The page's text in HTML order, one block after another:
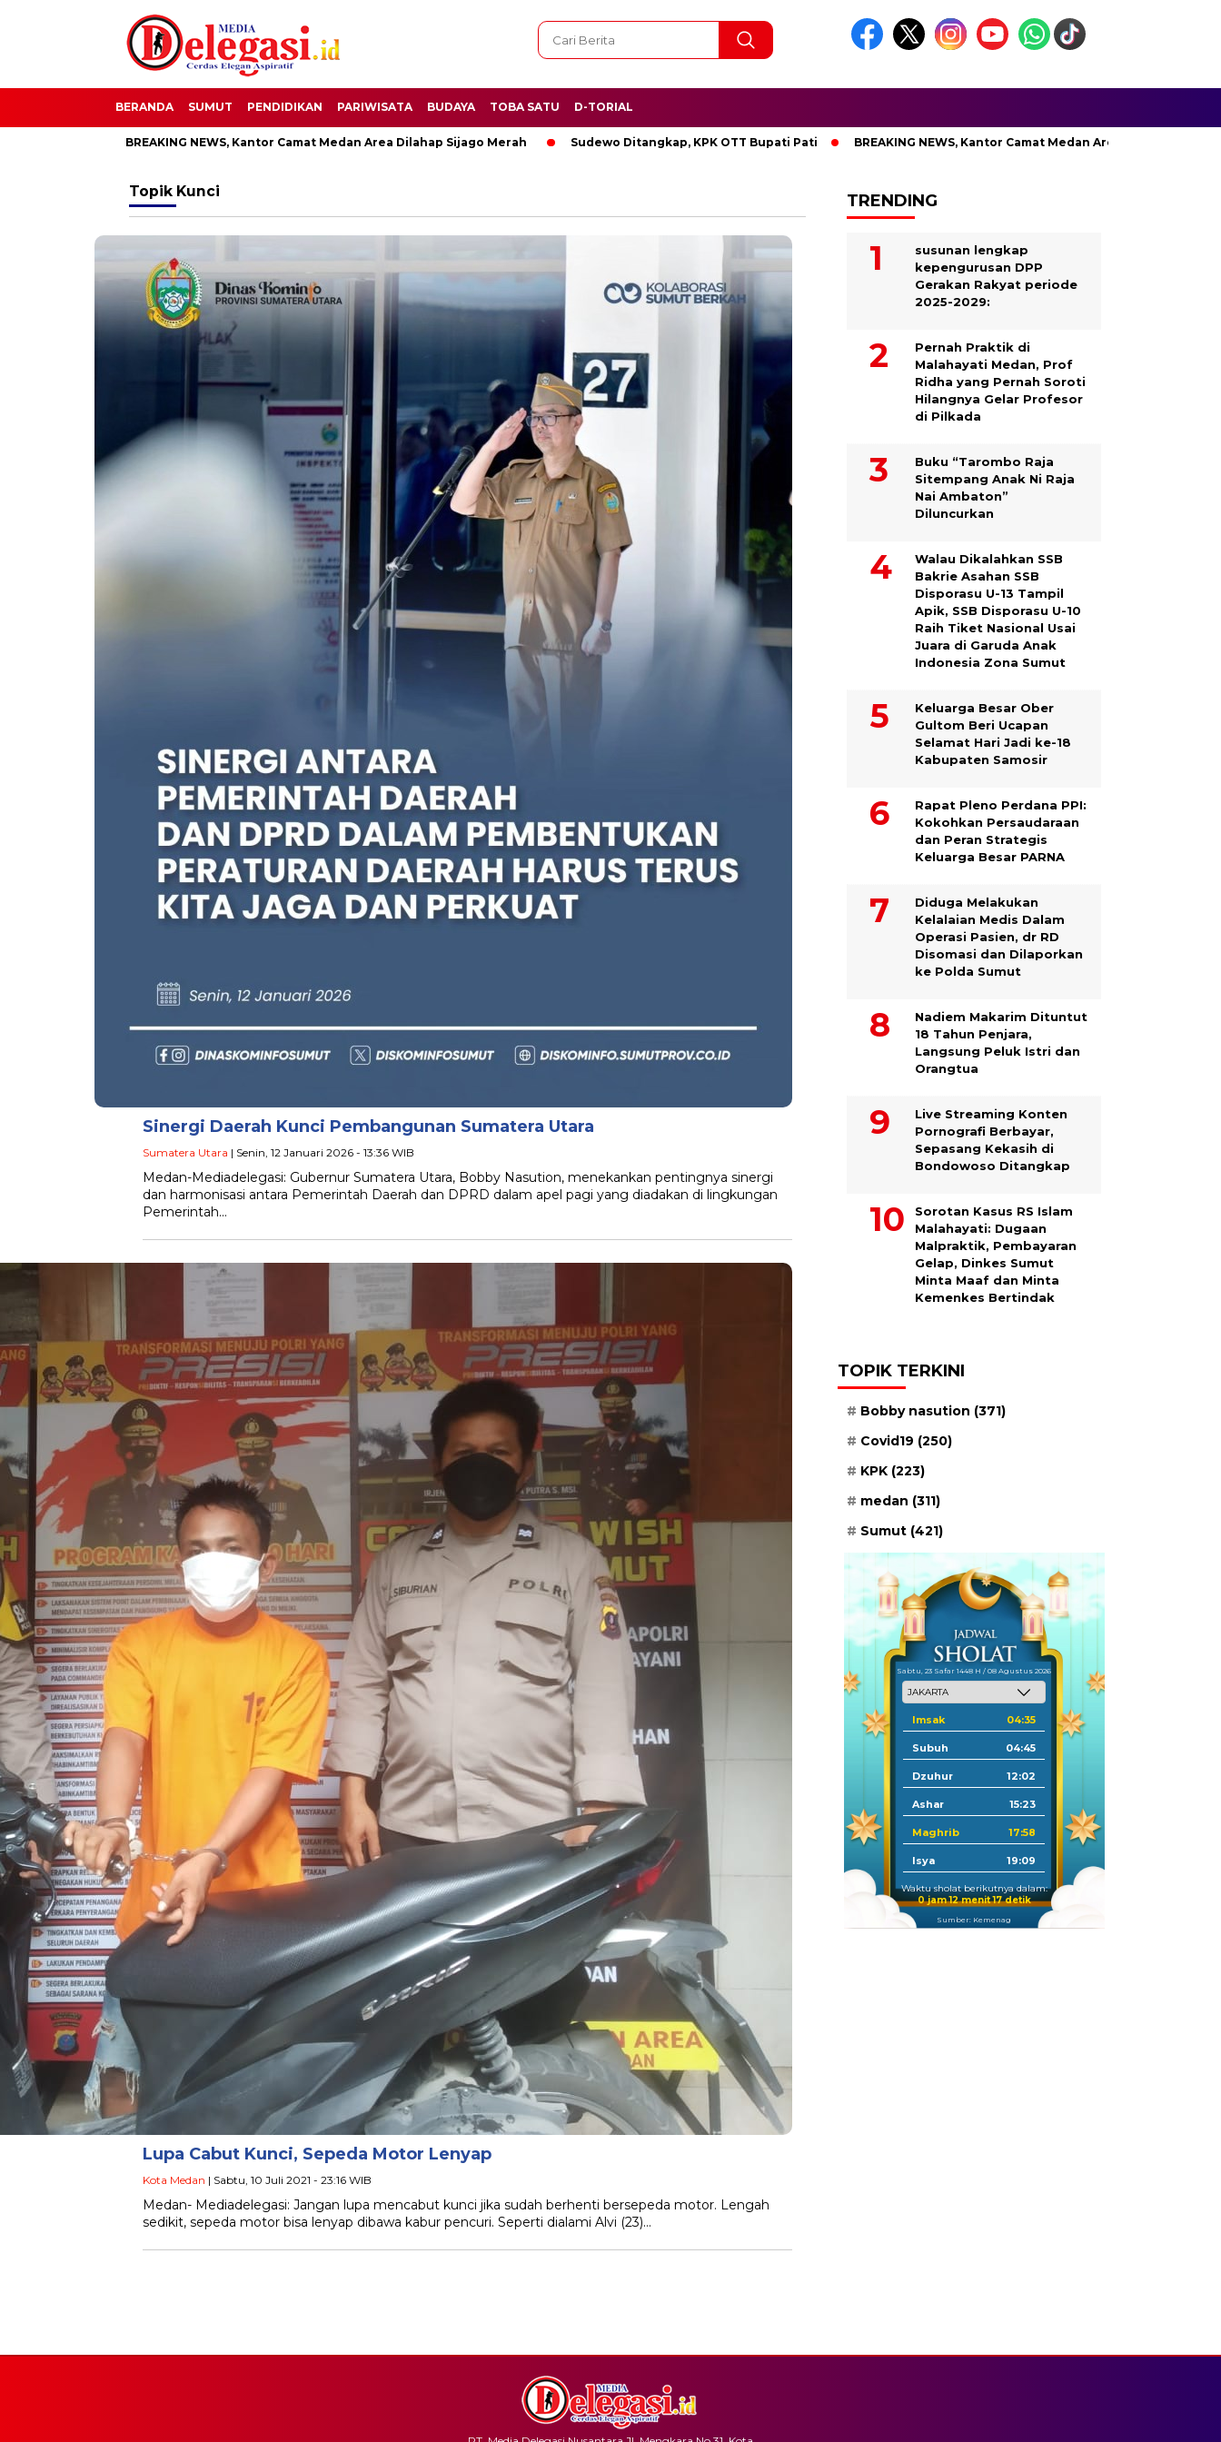
BERANDA SUMUT PENDIDIKAN PARIWISATA BUDAYA TOBA SATU D-TORIAL
BREAKING NEWS, Kantor Camat Medan Area Dilahap Sijago Merah Sudewo Ditangkap, KPK OTT Bupati Pati BREAKING NEWS, Kantor Camat Medan Area Dilahap Sijago Merah
Topik Kunci
Sinergi Daerah Kunci Pembangunan Sumatera Utara
Sumatera Utara | Senin, 12 Januari 2026 - 13:36 WIB
Medan-Mediadelegasi: Gubernur Sumatera Utara, Bobby Nasution, menekankan pentingnya sinergi
dan harmonisasi antara Pemerintah Daerah dan DPRD dalam apel pagi yang diadakan di lingkungan
Pemerintah…
Lupa Cabut Kunci, Sepeda Motor Lenyap
Kota Medan | Sabtu, 10 Juli 2021 - 23:16 WIB
Medan- Mediadelegasi: Jangan lupa mencabut kunci jika sudah berhenti bersepeda motor. Lengah
sedikit, sepeda motor bisa lenyap dibawa kabur pencuri. Seperti dialami Alvi (23)…
TRENDING
susunan lengkap
kepengurusan DPP
Gerakan Rakyat periode
2025-2029:
Pernah Praktik di
Malahayati Medan, Prof
Ridha yang Pernah Soroti
Hilangnya Gelar Profesor
di Pilkada
Buku “Tarombo Raja
Sitempang Anak Ni Raja
Nai Ambaton”
Diluncurkan
Walau Dikalahkan SSB
Bakrie Asahan SSB
Disporasu U-13 Tampil
Apik, SSB Disporasu U-10
Raih Tiket Nasional Usai
Juara di Garuda Anak
Indonesia Zona Sumut
Keluarga Besar Ober
Gultom Beri Ucapan
Selamat Hari Jadi ke-18
Kabupaten Samosir
Rapat Pleno Perdana PPI:
Kokohkan Persaudaraan
dan Peran Strategis
Keluarga Besar PARNA
Diduga Melakukan
Kelalaian Medis Dalam
Operasi Pasien, dr RD
Disomasi dan Dilaporkan
ke Polda Sumut
​Nadiem Makarim Dituntut
18 Tahun Penjara,
Langsung Peluk Istri dan
Orangtua
Live Streaming Konten
Pornografi Berbayar,
Sepasang Kekasih di
Bondowoso Ditangkap
Sorotan Kasus RS Islam
Malahayati: Dugaan
Malpraktik, Pembayaran
Gelap, Dinkes Sumut
Minta Maaf dan Minta
Kemenkes Bertindak
TOPIK TERKINI
Bobby nasution (371)
Covid19 (250)
KPK (223)
medan (311)
Sumut (421)
Sabtu, 23 Safar 1448 H / 08 Agustus 2026
Imsak 04:35
Subuh 04:45
Dzuhur 12:02
Ashar 15:23
Maghrib 17:58
Isya 19:09
Waktu sholat berikutnya dalam:
0 jam 12 menit 16 detik
Sumber: Kemenag